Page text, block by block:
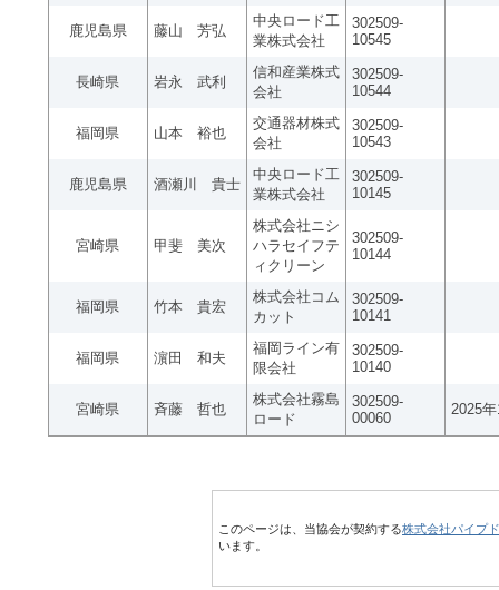
鹿児島県 藤山 芳弘
中央ロード工
業株式会社
302509-
10545
長崎県 岩永 武利
信和産業株式
会社
302509-
10544
福岡県 山本 裕也
交通器材株式
会社
302509-
10543
鹿児島県 酒瀬川 貴士
中央ロード工
業株式会社
302509-
10145
宮崎県 甲斐 美次
株式会社ニシ
ハラセイフテ
ィクリーン
302509-
10144
福岡県 竹本 貴宏
株式会社コム
カット
302509-
10141
福岡県 濵田 和夫
福岡ライン有
限会社
302509-
10140
宮崎県 斉藤 哲也
株式会社霧島
ロード
302509-
00060
2025
このページは、当協会が契約する株式会社パイプ
います。